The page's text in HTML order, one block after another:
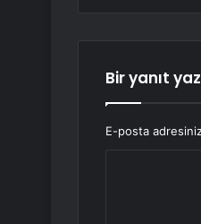
Bir yanıt
E-posta